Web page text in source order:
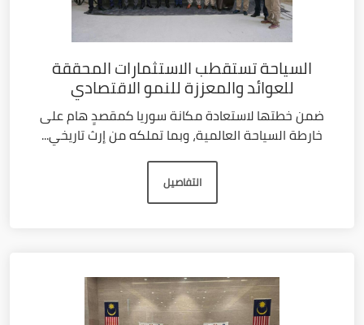
السياحة تستقطب الاستثمارات المحققة
للعوائد والمعززة للنمو الاقتصادي
ضمن خطتها لاستعادة مكانة سوريا كمقصدٍ هام على
خارطة السياحة العالمية، وبما تملكه من إرث تاريخي...
التفاصيل